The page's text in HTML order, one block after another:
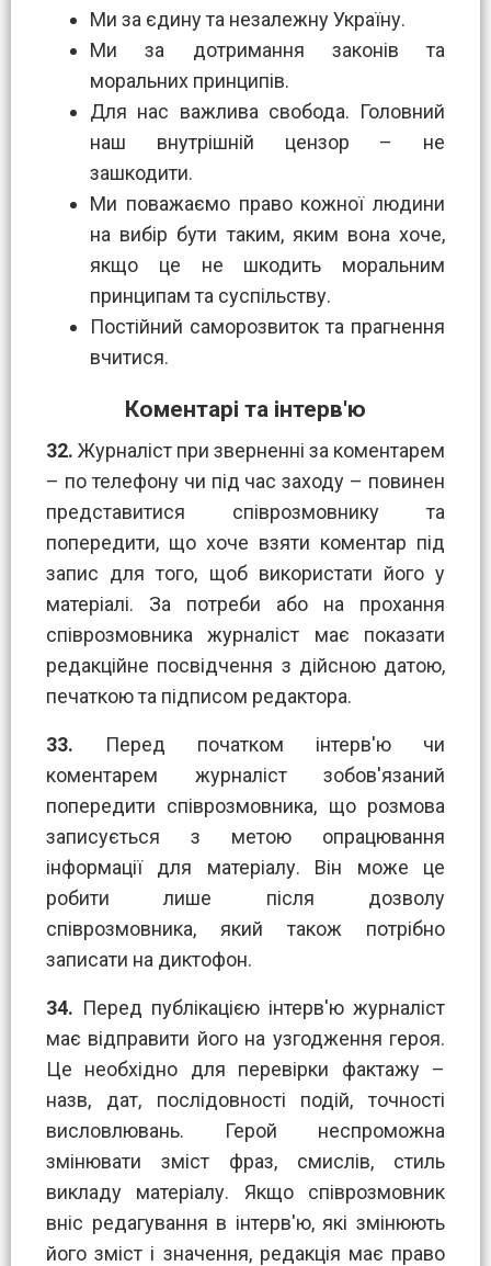
Ми за єдину та незалежну Україну.
Ми за дотримання законів та
моральних принципів.
Для нас важлива свобода. Головний
наш внутрішній цензор – не
зашкодити.
Ми поважаємо право кожної людини
на вибір бути таким, яким вона хоче,
якщо це не шкодить моральним
принципам та суспільству.
Постійний саморозвиток та прагнення
вчитися.
Коментарі та інтерв'ю
32. Журналіст при зверненні за коментарем
– по телефону чи під час заходу – повинен
представитися співрозмовнику та
попередити, що хоче взяти коментар під
запис для того, щоб використати його у
матеріалі. За потреби або на прохання
співрозмовника журналіст має показати
редакційне посвідчення з дійсною датою,
печаткою та підписом редактора.
33. Перед початком інтерв'ю чи
коментарем журналіст зобов'язаний
попередити співрозмовника, що розмова
записується з метою опрацювання
інформації для матеріалу. Він може це
робити лише після дозволу
співрозмовника, який також потрібно
записати на диктофон.
34. Перед публікацією інтерв'ю журналіст
має відправити його на узгодження героя.
Це необхідно для перевірки фактажу –
назв, дат, послідовності подій, точності
висловлювань. Герой неспроможна
змінювати зміст фраз, смислів, стиль
викладу матеріалу. Якщо співрозмовник
вніс редагування в інтерв'ю, які змінюють
його зміст і значення, редакція має право